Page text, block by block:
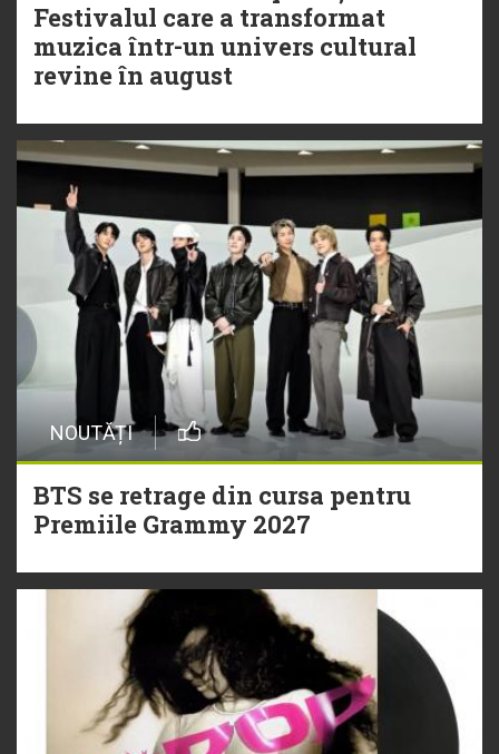
Festivalul care a transformat
muzica într-un univers cultural
revine în august
NOUTĂȚI
BTS se retrage din cursa pentru
Premiile Grammy 2027